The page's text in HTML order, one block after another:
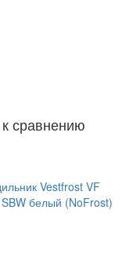
сравнению
Vestfrost VF
белый (NoFrost)